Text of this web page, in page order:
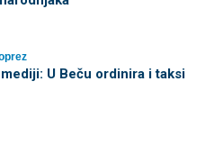
U Beču ordinira i taksi